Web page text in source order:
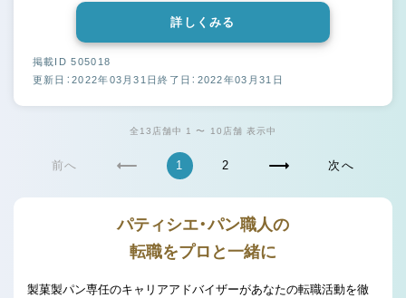
詳しくみる
掲載ID 505018
更新日：2022年03月31日終了日：2022年03月31日
全13店舗中 1 〜 10店舗 表示中
前へ 1 2 次へ
パティシエ・パン職人の
転職をプロと一緒に
製菓製パン専任のキャリアアドバイザーがあなたの転職活動を徹